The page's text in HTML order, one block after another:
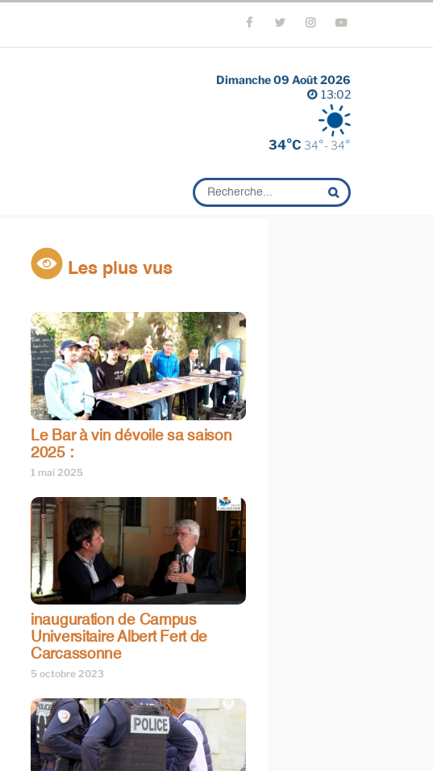
Dimanche 09 Août 2026
13:02
34°C 34°- 34°
Les plus vus
Le Bar à vin dévoile sa saison
2025 :
1 mai 2025
inauguration de Campus
Universitaire Albert Fert de
Carcassonne
5 octobre 2023